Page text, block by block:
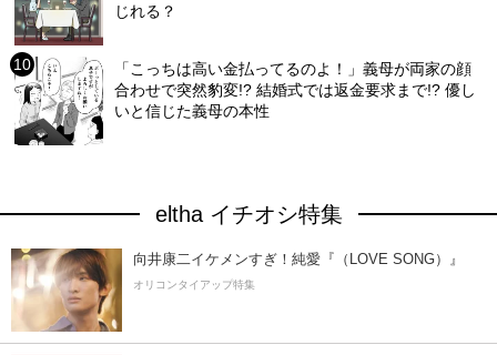
じれる？
「こっちは高い金払ってるのよ！」義母が両家の顔
合わせで突然豹変!? 結婚式では返金要求まで!? 優し
いと信じた義母の本性
eltha イチオシ特集
向井康二イケメンすぎ！純愛『（LOVE SONG）』
オリコンタイアップ特集